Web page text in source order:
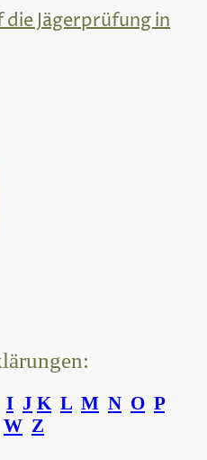
Jägerprüfung in
I J K L M N O P
W Z